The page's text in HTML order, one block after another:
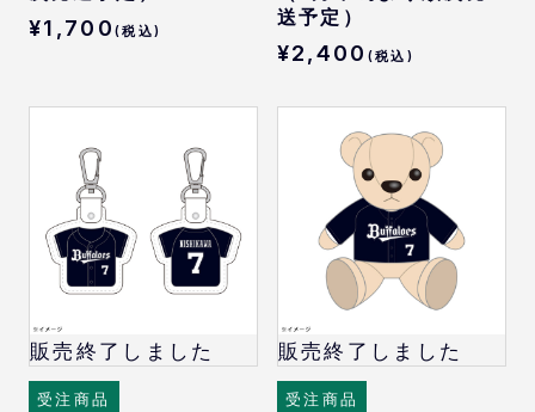
¥1,700 (税込)
送予定）
¥2,400 (税込)
販売終了しました
受注商品
販売終了しました
受注商品